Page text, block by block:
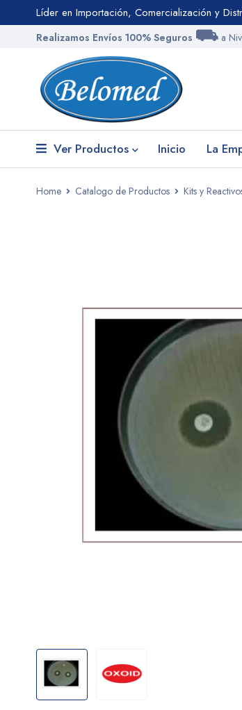
Líder en Importación, Comercialización y
Realizamos Envíos 100% Seguros ⛟ a
Ver Productos Inicio La
Home Catalogo de Productos Kits y